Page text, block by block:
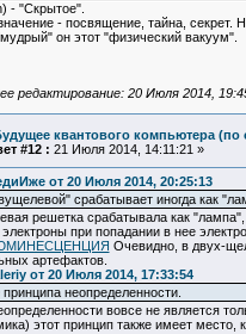
- "Скрытое".
- посвящение, тайна, секрет.
он этот "физический вакуум".
редактирование: 20 Июля 2014,
квантового компьютера (по
#12 : 21 Июля 2014, 14:11:21 »
от 20 Июля 2014, 20:25:13
срабатывает иногда как
решетка срабатывала как
при попадании в нее
Очевидно, в двух-
артефактов.
от 20 Июля 2014, 17:33:54
неопределенности.
вовсе не является
этот принцип также имеет место,